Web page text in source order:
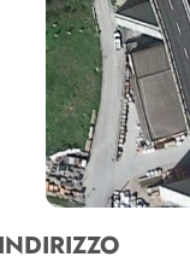
INDIRIZZO